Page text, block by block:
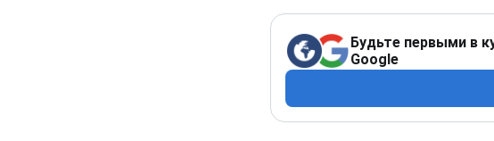
Будьте первыми в
Google